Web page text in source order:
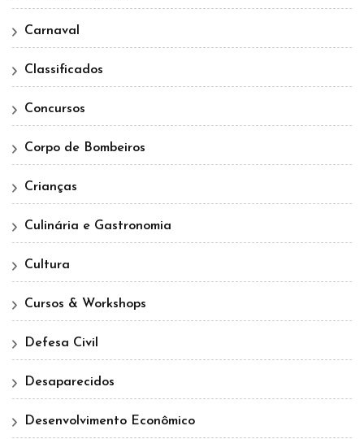
Carnaval
Classificados
Concursos
Corpo de Bombeiros
Crianças
Culinária e Gastronomia
Cultura
Cursos & Workshops
Defesa Civil
Desaparecidos
Desenvolvimento Econômico